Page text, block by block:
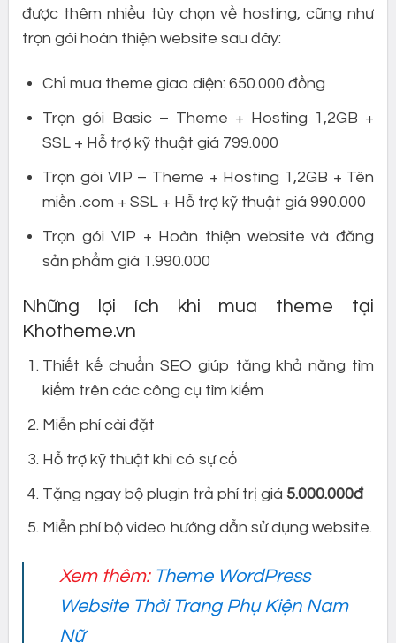
được thêm nhiều tùy chọn về hosting, cũng như
trọn gói hoàn thiện website sau đây:
Chỉ mua theme giao diện: 650.000 đồng
Trọn gói Basic – Theme + Hosting 1,2GB +
SSL + Hỗ trợ kỹ thuật giá 799.000
Trọn gói VIP – Theme + Hosting 1,2GB + Tên
miền .com + SSL + Hỗ trợ kỹ thuật giá 990.000
Trọn gói VIP + Hoàn thiện website và đăng
sản phẩm giá 1.990.000
Những lợi ích khi mua theme tại
Khotheme.vn
Thiết kế chuẩn SEO giúp tăng khả năng tìm
kiếm trên các công cụ tìm kiếm
Miễn phí cài đặt
Hỗ trợ kỹ thuật khi có sự cố
Tặng ngay bộ plugin trả phí trị giá 5.000.000đ
Miễn phí bộ video hướng dẫn sử dụng website.
Xem thêm: Theme WordPress
Website Thời Trang Phụ Kiện Nam
Nữ